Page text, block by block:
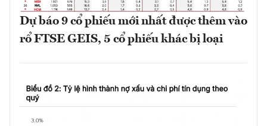
Dự báo 9 cổ phiếu mới nhất được thêm vào
rổ FTSE GEIS, 5 cổ phiếu khác bị loại